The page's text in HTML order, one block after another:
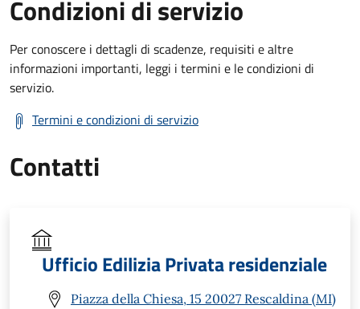
Condizioni di servizio
Per conoscere i dettagli di scadenze, requisiti e altre
informazioni importanti, leggi i termini e le condizioni di
servizio.
Termini e condizioni di servizio
Contatti
Ufficio Edilizia Privata residenziale
Piazza della Chiesa, 15 20027 Rescaldina (MI)